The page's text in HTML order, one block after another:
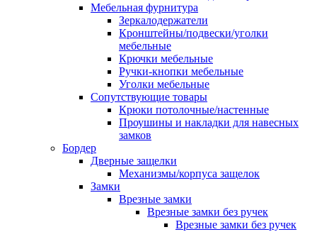
Мебельная фурнитура
Зеркалодержатели
Кронштейны/подвески/уголки
мебельные
Крючки мебельные
Ручки-кнопки мебельные
Уголки мебельные
Сопутствующие товары
Крюки потолочные/настенные
Проушины и накладки для навесных
замков
Бордер
Дверные защелки
Механизмы/корпуса защелок
Замки
Врезные замки
Врезные замки без ручек
Врезные замки без ручек